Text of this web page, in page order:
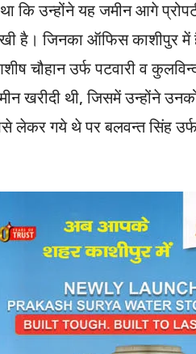
कि उन्होंने यह जमीन आगे
है। जिनका ऑफिस काशीपुर
चौहान उर्फ पटवारी व
खरीदी थी, जिसमें उन्होंने
लेकर गये थे पर बलवन्त सिंह